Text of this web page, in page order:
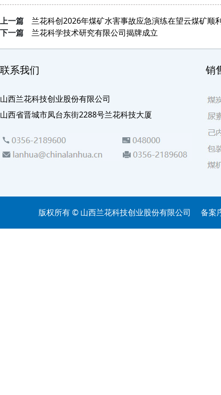
上一篇
兰花科创2026年煤矿水害事故应急演练在望云煤矿顺
下一篇
兰花科学技术研究有限公司揭牌成立
联系我们
山西兰花科技创业股份有限公司
山西省晋城市凤台东街2288号兰花科技大厦
销
版权所有 © 山西兰花科技创业股份有限公司 备案